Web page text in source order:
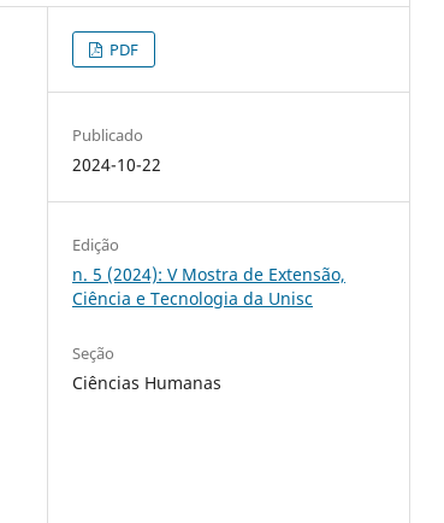
PDF
Publicado
2024-10-22
Edição
n. 5 (2024): V Mostra de Extensão,
Ciência e Tecnologia da Unisc
Seção
Ciências Humanas